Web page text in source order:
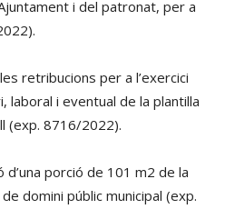
i del patronat, per a
retribucions per a l’exercici
laboral i eventual de la plantilla
(exp. 8716/2022).
porció de 101 m2 de la
domini públic municipal (exp.